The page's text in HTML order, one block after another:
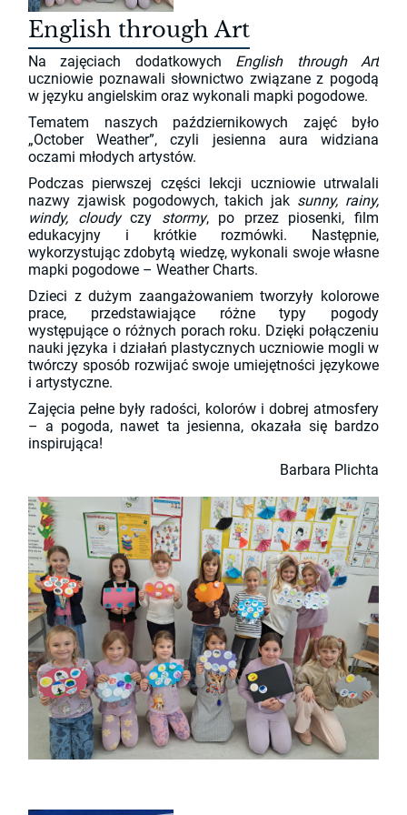
English through Art
Na zajęciach dodatkowych English through Art
uczniowie poznawali słownictwo związane z pogodą
w języku angielskim oraz wykonali mapki pogodowe.
Tematem naszych październikowych zajęć było
„October Weather”, czyli jesienna aura widziana
oczami młodych artystów.
Podczas pierwszej części lekcji uczniowie utrwalali
nazwy zjawisk pogodowych, takich jak sunny, rainy,
windy, cloudyczy stormy, po przez piosenki, film
edukacyjny i krótkie rozmówki. Następnie,
wykorzystując zdobytą wiedzę, wykonali swoje własne
mapki pogodowe – Weather Charts.
Dzieci z dużym zaangażowaniem tworzyły kolorowe
prace, przedstawiające różne typy pogody
występujące o różnych porach roku. Dzięki połączeniu
nauki języka i działań plastycznych uczniowie mogli w
twórczy sposób rozwijać swoje umiejętności językowe
i artystyczne.
Zajęcia pełne były radości, kolorów i dobrej atmosfery
– a pogoda, nawet ta jesienna, okazała się bardzo
inspirująca!
Barbara Plichta